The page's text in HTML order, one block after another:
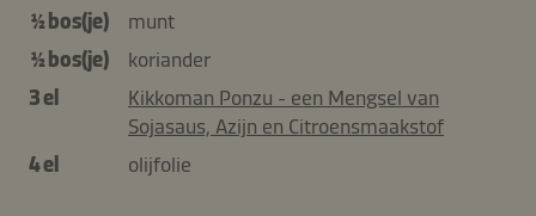
½ bos(je)
munt
½ bos(je)
koriander
3 el
Kikkoman Ponzu - een Mengsel van
Sojasaus, Azijn en Citroensmaakstof
4 el
olijfolie